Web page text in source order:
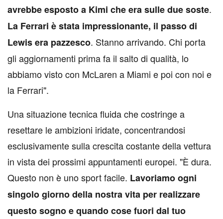
avrebbe esposto a Kimi che era sulle due soste.
La Ferrari è stata impressionante, il passo di
Lewis era pazzesco. Stanno arrivando. Chi porta
gli aggiornamenti prima fa il salto di qualità, lo
abbiamo visto con McLaren a Miami e poi con noi e
la Ferrari".
Una situazione tecnica fluida che costringe a
resettare le ambizioni iridate, concentrandosi
esclusivamente sulla crescita costante della vettura
in vista dei prossimi appuntamenti europei. "È dura.
Questo non è uno sport facile. Lavoriamo ogni
singolo giorno della nostra vita per realizzare
questo sogno e quando cose fuori dal tuo